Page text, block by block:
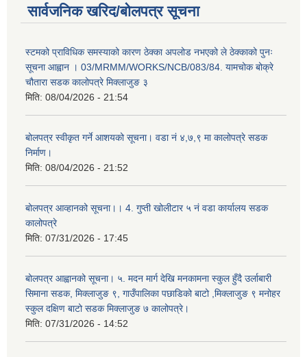
सार्वजनिक खरिद/बोलपत्र सूचना
स्टमको प्राविधिक समस्याको कारण ठेक्का अपलोड नभएको ले ठेक्काको पुनः
सूचना आह्वान । 03/MRMM/WORKS/NCB/083/84. यामचोक बोक्रे
चौतारा सडक कालोपत्रे मिक्लाजुङ ३
मिति: 08/04/2026 - 21:54
बोलपत्र स्वीकृत गर्ने आशयको सूचना। वडा नं ४,७,९ मा कालोपत्रे सडक
निर्माण।
मिति: 08/04/2026 - 21:52
बोलपत्र आव्हानको सूचना।। 4. गुप्ती खोलीटार ५ नं वडा कार्यालय सडक
कालोपत्रे
मिति: 07/31/2026 - 17:45
बोलपत्र आह्वानको सूचना। ५. मदन मार्ग देखि मनकामना स्कुल हुँदै उर्लाबारी
सिमाना सडक, मिक्लाजुङ ९, गाउँपालिका पछाडिको बाटो ,मिक्लाजुङ ९ मनोहर
स्कुल दक्षिण बाटो सडक मिक्लाजुङ ७ कालोपत्रे।
मिति: 07/31/2026 - 14:52